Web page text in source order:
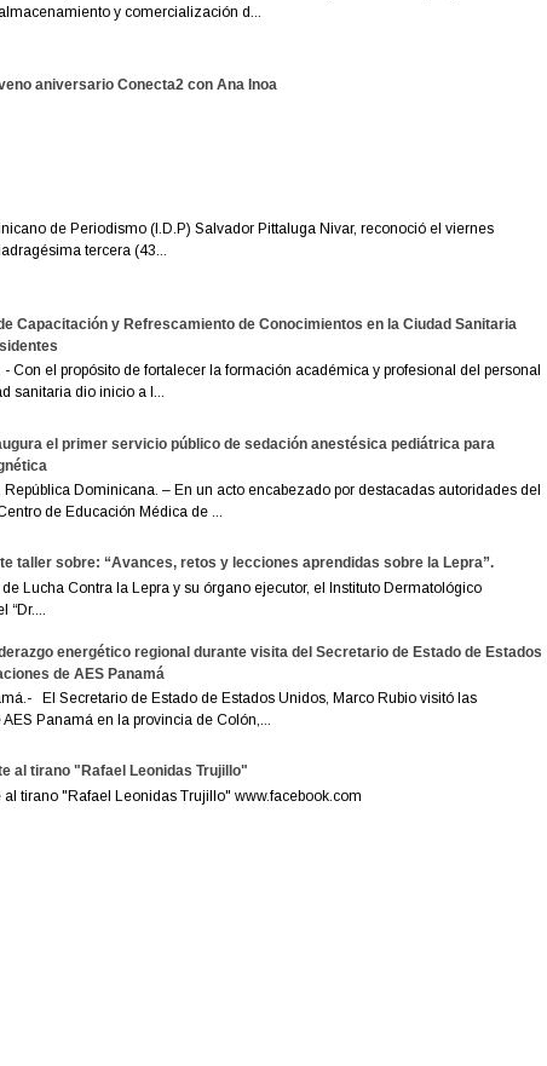
y comercialización d...
aniversario Conecta2 con Ana Inoa
de Periodismo (I.D.P) Salvador Pittaluga Nivar, reconoció el viernes
tercera (43...
Capacitación y Refrescamiento de Conocimientos en la Ciudad Sanitaria
Con el propósito de fortalecer la formación académica y profesional del personal
sanitaria dio inicio a l...
el primer servicio público de sedación anestésica pediátrica para
Dominicana. – En un acto encabezado por destacadas autoridades del
de Educación Médica de ...
taller sobre: “Avances, retos y lecciones aprendidas sobre la Lepra”.
Lucha Contra la Lepra y su órgano ejecutor, el Instituto Dermatológico
energético regional durante visita del Secretario de Estado de Estados
de AES Panamá
El Secretario de Estado de Estados Unidos, Marco Rubio visitó las
Panamá en la provincia de Colón,...
al tirano "Rafael Leonidas Trujillo"
tirano "Rafael Leonidas Trujillo" www.facebook.com